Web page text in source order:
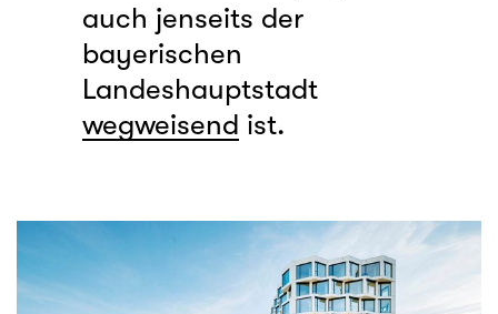
auch jenseits der
bayerischen
Landeshauptstadt
wegweisend ist.